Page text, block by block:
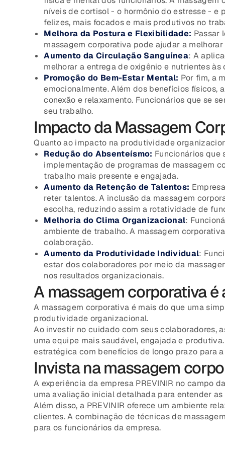
níveis de cortisol - o hormônio do estresse - e
felizes, mais focados e mais produtivos no
Melhora da Postura e Flexibilidade: Passar
massagem corporativa pode ajudar a
Aumento da Circulação Sanguínea: A
melhorar a entrega de oxigênio e nutrientes
Promoção do Bem-Estar Mental: Por fim, a
emocionalmente. Além dos benefícios físicos,
conexão e relaxamento. Funcionários que se
seu trabalho.
Impacto da Massagem
Quanto ao impacto na produtividade
Redução do Absenteísmo: Funcionários que
implementação de programas de massagem
trabalho mais presente e engajada.
Aumento da Retenção de Talentos:
reter talentos. A inclusão da massagem
escolha, reduzindo assim a rotatividade de
Melhoria do Clima Organizacional:
ambiente de trabalho. A massagem
colaboração.
Aumento da Produtividade Individual:
estar dos colaboradores por meio da
nos resultados organizacionais.
A massagem corporativa
A massagem corporativa é mais do que uma
produtividade organizacional.
Ao investir no cuidado com seus colaboradores,
uma equipe mais saudável, engajada e
estratégica com benefícios de longo prazo para
Invista na massagem
A experiência da empresa PREVINIR no campo
uma avaliação inicial detalhada para entender
Além disso, a PREVINIR oferece um ambiente
clientes. A combinação de técnicas de
para os funcionários da empresa.